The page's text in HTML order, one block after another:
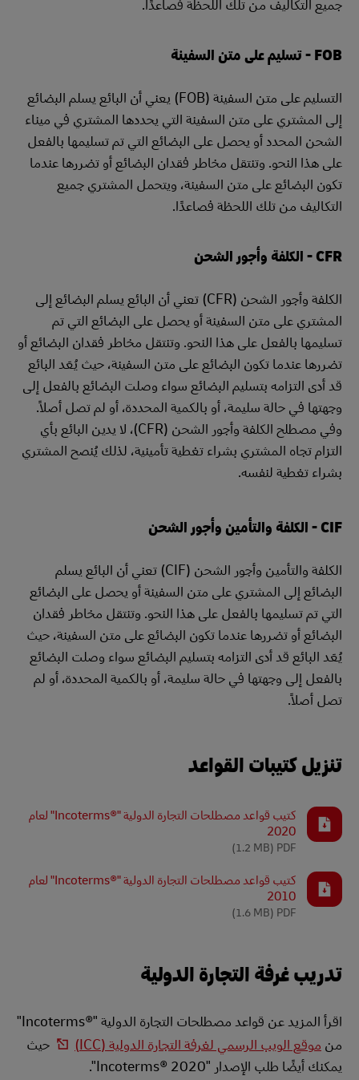
FOB - تسليم على متن السفينة
التسليم على متن السفينة (FOB) يعني أن البائع يسلم البضائع
إلى المشتري على متن السفينة التي يحددها المشتري في ميناء
الشحن المحدد أو يحصل على البضائع التي تم تسليمها بالفعل
على هذا النحو. وتنتقل مخاطر فقدان البضائع أو تضررها عندما
تكون البضائع على متن السفينة، ويتحمل المشتري جميع
التكاليف من تلك اللحظة فصاعدًا.
CFR - الكلفة وأجور الشحن
الكلفة وأجور الشحن (CFR) تعني أن البائع يسلم البضائع إلى
المشتري على متن السفينة أو يحصل على البضائع التي تم
تسليمها بالفعل على هذا النحو. وتنتقل مخاطر فقدان البضائع أو
تضررها عندما تكون البضائع على متن السفينة، حيث يُعَد البائع
قد أدى التزامه بتسليم البضائع سواء وصلت البضائع بالفعل إلى
وجهتها في حالة سليمة، أو بالكمية المحددة، أو لم تصل أصلاً.
وفي مصطلح الكلفة وأجور الشحن (CFR)، لا يدين البائع بأي
التزام تجاه المشتري بشراء تغطية تأمينية، لذلك يُنصح المشتري
بشراء تغطية لنفسه.
CIF - الكلفة والتأمين وأجور الشحن
الكلفة والتأمين وأجور الشحن (CIF) تعني أن البائع يسلم
البضائع إلى المشتري على متن السفينة أو يحصل على البضائع
التي تم تسليمها بالفعل على هذا النحو. وتنتقل مخاطر فقدان
البضائع أو تضررها عندما تكون البضائع على متن السفينة، حيث
يُعَد البائع قد أدى التزامه بتسليم البضائع سواء وصلت البضائع
بالفعل إلى وجهتها في حالة سليمة، أو بالكمية المحددة، أو لم
تصل أصلاً.
تنزيل كتيبات القواعد
كتيب قواعد مصطلحات التجارة الدولية "Incoterms®‎" لعام
2020
PDF
(1.2 MB)
كتيب قواعد مصطلحات التجارة الدولية "Incoterms®‎" لعام
2010
PDF
(1.6 MB)
تدريب غرفة التجارة الدولية
اقرأ المزيد عن قواعد مصطلحات التجارة الدولية "Incoterms®‎"
من موقع الويب الرسمي لغرفة التجارة الدولية (ICC)
حيث
يمكنك أيضًا طلب الإصدار "Incoterms® 2020".